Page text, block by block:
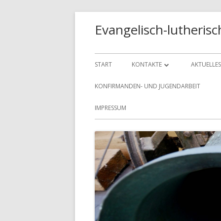
Evangelisch-
Primäres
Menü
START KONTAKTE
DAS KIRCHENBÜRO
AKTUELLES
KONFIRMANDEN- UND JUGENDARBEIT
IMPRESSUM